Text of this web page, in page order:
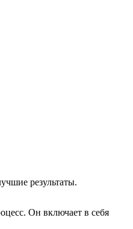
результаты.
Он включает в себя